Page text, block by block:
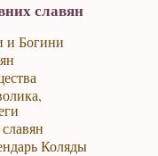
славян
и Богини
Коляды